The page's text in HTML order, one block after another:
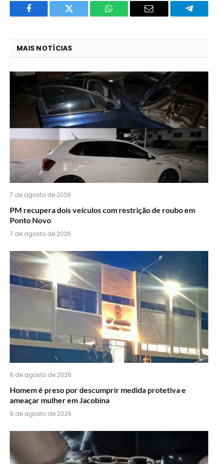
Facebook Twitter
O
do
WhatsApp?
E-
MAIS NOTÍCIAS
7 de agosto de 2026
PM recupera dois veículos com restrição de roubo em
Ponto Novo
7 de agosto de 2026
6 de agosto de 2026
Homem é preso por descumprir medida protetiva e
ameaçar mulher em Jacobina
6 de agosto de 2026